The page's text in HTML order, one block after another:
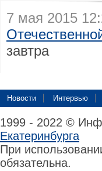
7 мая 2015
завтра
Новости Интервью
1999 - 2022 ©
Екатеринбурга
При
обязательна.